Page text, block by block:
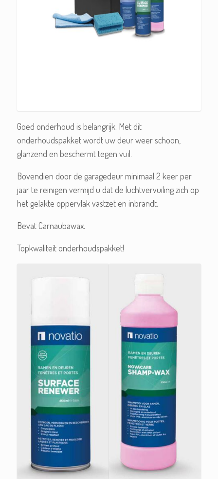
Goed onderhoud is belangrijk. Met dit
onderhoudspakket wordt uw deur weer schoon,
glanzend en beschermt tegen vuil.
Bovendien door de garagedeur minimaal 2 keer per
jaar te reinigen vermijd u dat de luchtvervuiling zich op
het gelakte oppervlak vastzet en inbrandt.
Bevat Carnaubawax.
Topkwaliteit onderhoudspakket!